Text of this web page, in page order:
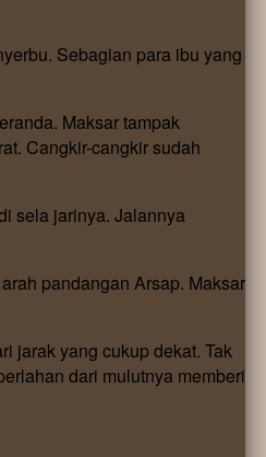
Sebagian para ibu yang
Maksar tampak
Cangkir-cangkir sudah
sela jarinya. Jalannya
pandangan Arsap. Maksar
jarak yang cukup dekat. Tak
dari mulutnya memberi